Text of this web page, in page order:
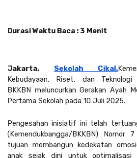
Durasi Waktu Baca : 3 Menit
Jakarta, Sekolah Cikal.
Kebudayaan, Riset, dan Teknologi
BKKBN meluncurkan Gerakan Ayah
Pertama Sekolah pada 10 Juli 2025.
Pengesahan inisiatif ini telah
(Kemendukbangga/BKKBN) Nomor
tujuan membangun kedekatan
anak sejak dini untuk optimalisasi